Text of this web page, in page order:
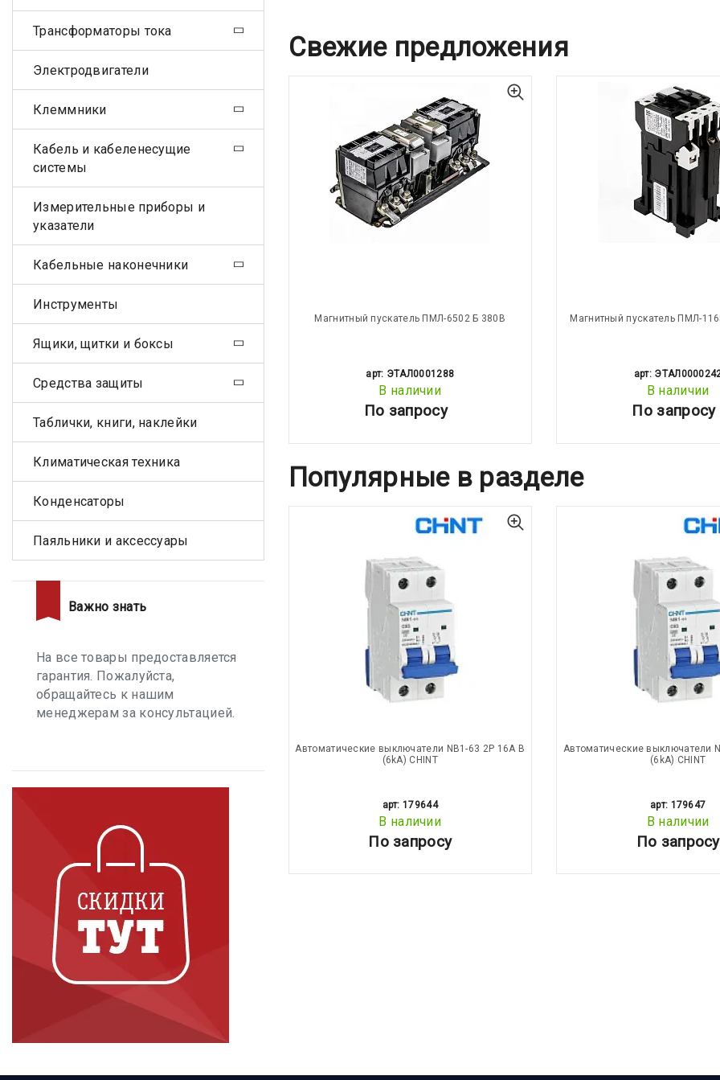
Свежие предложения
Магнитный пускатель ПМЛ-6502 Б 380В
арт: ЭТАЛ0001288
В наличии
По запросу
Магнитный пускатель ПМЛ-
арт:
В наличии
По запросу
Популярные в разделе
Автоматические выключатели NB1-63 2P 16A B
(6kA) CHINT
арт: 179644
В наличии
По запросу
Автоматические выключатели
(6kA) CHINT
арт: 179647
В наличии
По запросу
Трансформаторы тока
Электродвигатели
Клеммники
Кабель и кабеленесущие
системы
Измерительные приборы и
указатели
Кабельные наконечники
Инструменты
Ящики, щитки и боксы
Средства защиты
Таблички, книги, наклейки
Климатическая техника
Конденсаторы
Паяльники и аксессуары
Важно знать
На все товары предоставляется
гарантия. Пожалуйста,
обращайтесь к нашим
менеджерам за консультацией.